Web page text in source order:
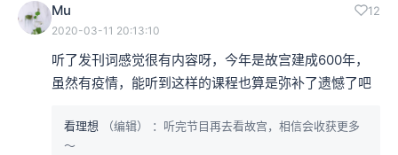
Mu 12
2020-03-11 20:13:10
听了发刊词感觉很有内容呀，今年是故宫建成600年，
虽然有疫情，能听到这样的课程也算是弥补了遗憾了吧
看理想 （编辑）
：听完节目再去看故宫，相信会收获更多
～